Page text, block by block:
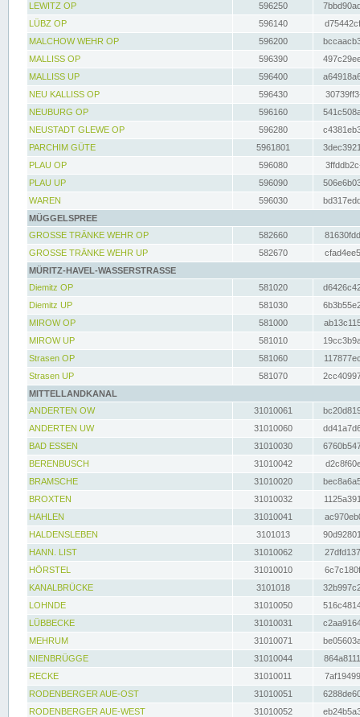
LEWITZ OP
596250
LÜBZ OP
596140
MALCHOW WEHR OP
596200
MALLISS OP
596390
MALLISS UP
596400
NEU KALLISS OP
596430
NEUBURG OP
596160
NEUSTADT GLEWE OP
596280
PARCHIM GÜTE
5961801
PLAU OP
596080
PLAU UP
596090
WAREN
596030
MÜGGELSPREE
GROSSE TRÄNKE WEHR OP
582660
GROSSE TRÄNKE WEHR UP
582670
MÜRITZ-HAVEL-WASSERSTRASSE
Diemitz OP
581020
Diemitz UP
581030
MIROW OP
581000
MIROW UP
581010
Strasen OP
581060
Strasen UP
581070
MITTELLANDKANAL
ANDERTEN OW
31010061
ANDERTEN UW
31010060
BAD ESSEN
31010030
BERENBUSCH
31010042
BRAMSCHE
31010020
BROXTEN
31010032
HAHLEN
31010041
HALDENSLEBEN
3101013
HANN. LIST
31010062
HÖRSTEL
31010010
KANALBRÜCKE
3101018
LOHNDE
31010050
LÜBBECKE
31010031
MEHRUM
31010071
NIENBRÜGGE
31010044
RECKE
31010011
RODENBERGER AUE-OST
31010051
RODENBERGER AUE-WEST
31010052